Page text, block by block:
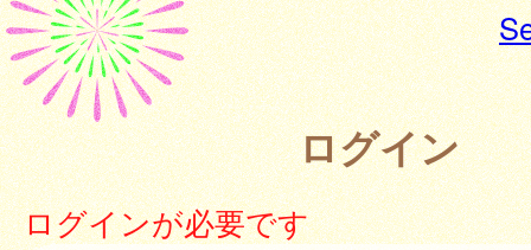
ログイン
ログインが必要です